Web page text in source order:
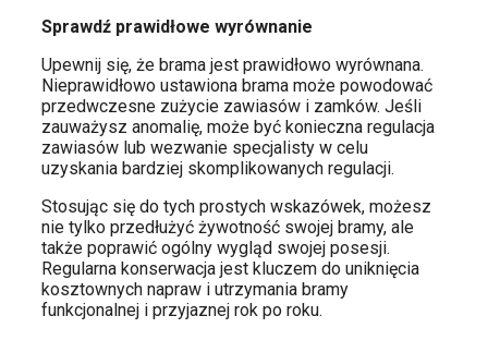
Sprawdź prawidłowe wyrównanie
Upewnij się, że brama jest prawidłowo wyrównana.
Nieprawidłowo ustawiona brama może powodować
przedwczesne zużycie zawiasów i zamków. Jeśli
zauważysz anomalię, może być konieczna regulacja
zawiasów lub wezwanie specjalisty w celu
uzyskania bardziej skomplikowanych regulacji.
Stosując się do tych prostych wskazówek, możesz
nie tylko przedłużyć żywotność swojej bramy, ale
także poprawić ogólny wygląd swojej posesji.
Regularna konserwacja jest kluczem do uniknięcia
kosztownych napraw i utrzymania bramy
funkcjonalnej i przyjaznej rok po roku.